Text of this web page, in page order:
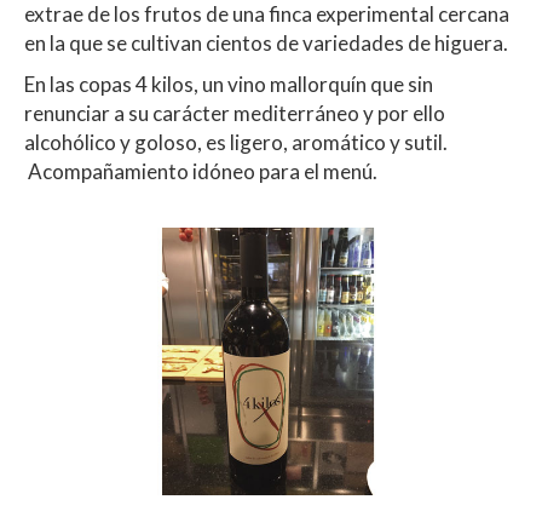
extrae de los frutos de una finca experimental cercana
en la que se cultivan cientos de variedades de higuera.
En las copas 4 kilos, un vino mallorquín que sin
renunciar a su carácter mediterráneo y por ello
alcohólico y goloso, es ligero, aromático y sutil.
Acompañamiento idóneo para el menú.